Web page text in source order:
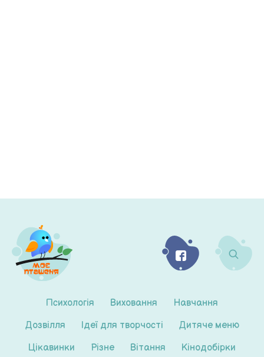
Психологія Виховання
Навчання
Дозвілля
Ідеї для творчості
Дитяче меню
Цікавинки
Різне Вітання Кінодобірки